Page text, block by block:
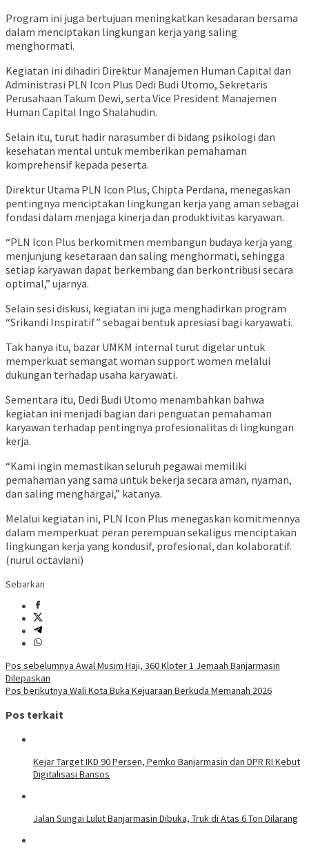
Program ini juga bertujuan meningkatkan kesadaran bersama
dalam menciptakan lingkungan kerja yang saling
menghormati.
Kegiatan ini dihadiri Direktur Manajemen Human Capital dan
Administrasi PLN Icon Plus Dedi Budi Utomo, Sekretaris
Perusahaan Takum Dewi, serta Vice President Manajemen
Human Capital Ingo Shalahudin.
Selain itu, turut hadir narasumber di bidang psikologi dan
kesehatan mental untuk memberikan pemahaman
komprehensif kepada peserta.
Direktur Utama PLN Icon Plus, Chipta Perdana, menegaskan
pentingnya menciptakan lingkungan kerja yang aman sebagai
fondasi dalam menjaga kinerja dan produktivitas karyawan.
“PLN Icon Plus berkomitmen membangun budaya kerja yang
menjunjung kesetaraan dan saling menghormati, sehingga
setiap karyawan dapat berkembang dan berkontribusi secara
optimal,” ujarnya.
Selain sesi diskusi, kegiatan ini juga menghadirkan program
“Srikandi Inspiratif” sebagai bentuk apresiasi bagi karyawati.
Tak hanya itu, bazar UMKM internal turut digelar untuk
memperkuat semangat woman support women melalui
dukungan terhadap usaha karyawati.
Sementara itu, Dedi Budi Utomo menambahkan bahwa
kegiatan ini menjadi bagian dari penguatan pemahaman
karyawan terhadap pentingnya profesionalitas di lingkungan
kerja.
“Kami ingin memastikan seluruh pegawai memiliki
pemahaman yang sama untuk bekerja secara aman, nyaman,
dan saling menghargai,” katanya.
Melalui kegiatan ini, PLN Icon Plus menegaskan komitmennya
dalam memperkuat peran perempuan sekaligus menciptakan
lingkungan kerja yang kondusif, profesional, dan kolaboratif.
(nurul octaviani)
Sebarkan
Navigasi
pos
Pos sebelumnya Awal Musim Haji, 360 Kloter 1 Jemaah Banjarmasin
Dilepaskan
Pos berikutnya Wali Kota Buka Kejuaraan Berkuda Memanah 2026
Pos terkait
Kejar Target IKD 90 Persen, Pemko Banjarmasin dan DPR RI Kebut
Digitalisasi Bansos
Jalan Sungai Lulut Banjarmasin Dibuka, Truk di Atas 6 Ton Dilarang